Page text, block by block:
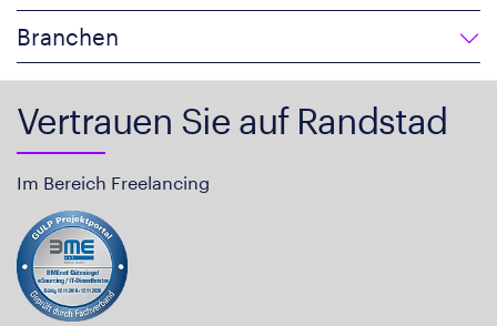
Branchen
Vertrauen Sie auf Randstad
Im Bereich Freelancing